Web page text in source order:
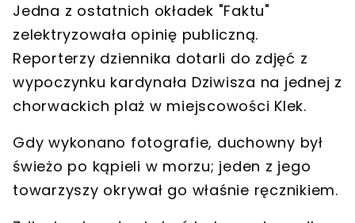
Jedna z ostatnich okładek "Faktu"
zelektryzowała opinię publiczną.
Reporterzy dziennika dotarli do zdjęć z
wypoczynku kardynała Dziwisza na jednej z
chorwackich plaż w miejscowości Klek.
Gdy wykonano fotografie, duchowny był
świeżo po kąpieli w morzu; jeden z jego
towarzyszy okrywał go właśnie ręcznikiem.